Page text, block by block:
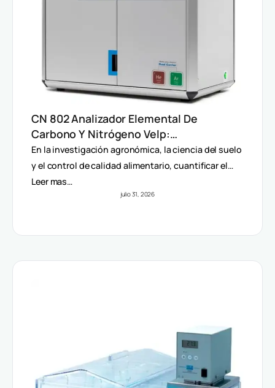
CN 802 Analizador Elemental De
Carbono Y Nitrógeno Velp:
Determinación Rápida Por Método
Dumas (TC, TOC, TIC Y TN)
En la investigación agronómica, la ciencia del suelo
y el control de calidad alimentario, cuantificar el…
Leer mas…
julio 31, 2026